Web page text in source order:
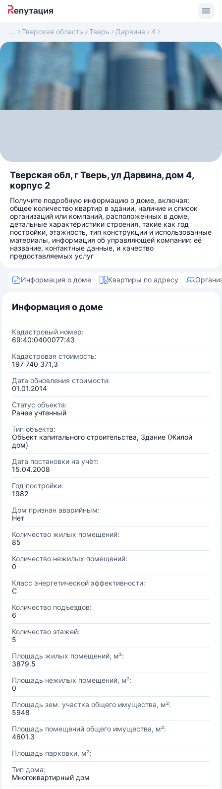
Тверская область Тверь Дарвина 4
Тверская обл, г Тверь, ул Дарвина, дом 4,
корпус 2
Получите подробную информацию о доме, включая:
общее количество квартир в здании, наличие и список
организаций или компаний, расположенных в доме,
детальные характеристики строения, такие как год
постройки, этажность, тип конструкции и использованные
материалы, информация об управляющей компании: её
название, контактные данные, и качество
предоставляемых услуг
Информация о доме Квартиры по адресу
Информация о доме
Кадастровый номер:
69:40:0400077:43
Кадастровая стоимость:
197 740 371,3
Дата обновления стоимости:
01.01.2014
Статус объекта:
Ранее учтенный
Тип объекта:
Объект капитального строительства, Здание (Жилой
дом)
Дата постановки на учёт:
15.04.2008
Год постройки:
1982
Дом признан аварийным:
Нет
Количество жилых помещений:
85
Количество нежилых помещений:
0
Класс энергетической эффективности:
C
Количество подъездов:
6
Количество этажей:
5
Площадь жилых помещений, м²:
3879.5
Площадь нежилых помещений, м²:
0
Площадь зем. участка общего имущества, м²:
5948
Площадь помещений общего имущества, м²:
4601.3
Площадь парковки, м²:
Тип дома:
Многоквартирный дом